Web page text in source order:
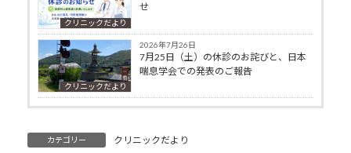
クリニックだより
せ
クリニックだより
2026年7月26日
7月25日（土）の休診のお詫びと、日本
喘息学会での発表のご報告
カテゴリー クリニックだより